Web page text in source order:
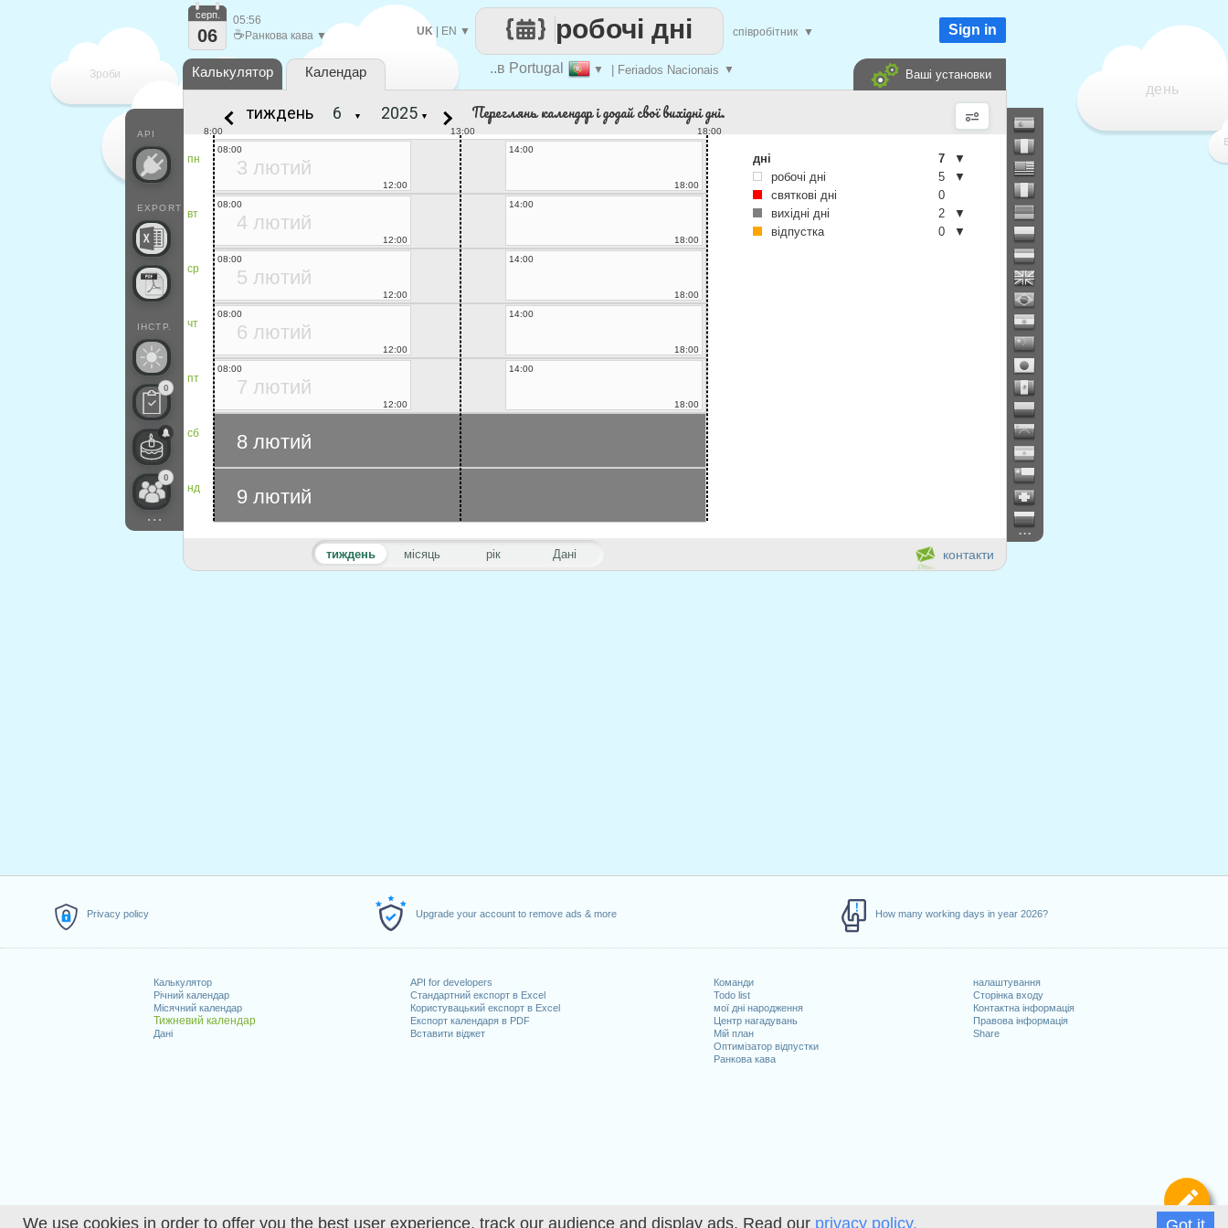
We use cookies in order to offer you the best user experience, track our audience and display ads. Read our privacy policy.
Privacy policy Upgrade your account to remove ads & more How many working days in year 2026?
Калькулятор
Річний календар
Місячний календар
Тижневий календар
Дані
API for developers
Стандартний експорт в Excel
Користувацький експорт в Excel
Експорт календаря в PDF
Вставити віджет
Команди
Todo list
мої дні народження
Центр нагадувань
Мій план
Оптимізатор відпустки
Ранкова кава
налаштування
Сторінка входу
Контактна інформація
Правова інформація
Share
Зроби
кожен
день
..в Portugal ▼ | Feriados Nacionais ▼
робочі дні
UK| EN ▼ співробітник ▼
API
EXPORT
ІНСТР.
0
0
...
серп.
06
05:56
☕ Ранкова кава ▼ Sign in
Калькулятор Календар Ваші установки
...
контакти
тиждень місяць рік Дані
тиждень ▼ ▼ Переглянь календар і додай свої вихідні дні.
пн
вт
ср
чт
пт
сб
нд
13:00
8:00 18:00
3 лютий
08:00
12:00
14:00
18:00
4 лютий
08:00
12:00
14:00
18:00
5 лютий
08:00
12:00
14:00
18:00
6 лютий
08:00
12:00
14:00
18:00
7 лютий
08:00
12:00
14:00
18:00
8 лютий
9 лютий
дні 7
▼
робочі дні
5
▼
святкові дні
0
вихідні дні
2
▼
відпустка
0 ▼